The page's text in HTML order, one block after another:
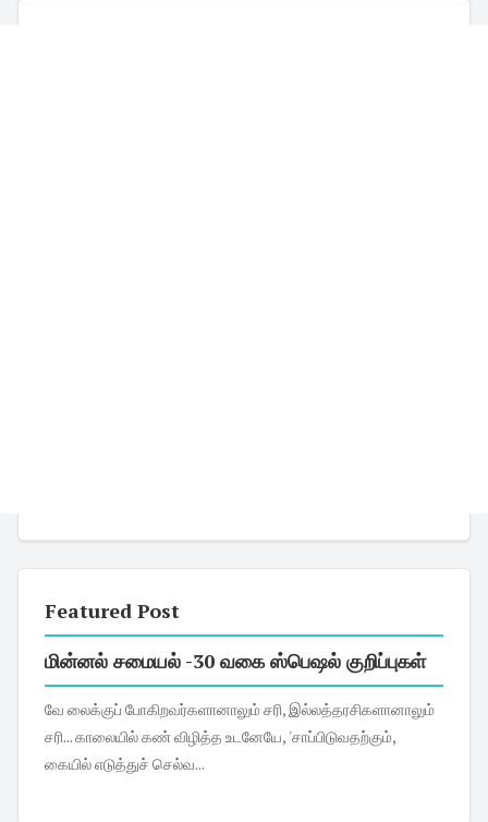
Featured Post
மின்னல் சமையல் -30 வகை ஸ்பெஷல் குறிப்புகள்
வே லைக்குப் போகிறவர்களானாலும் சரி, இல்லத்தரசிகளானாலும்
சரி... காலையில் கண் விழித்த உடனேயே, 'சாப்பிடுவதற்கும்,
கையில் எடுத்துச் செல்வ...